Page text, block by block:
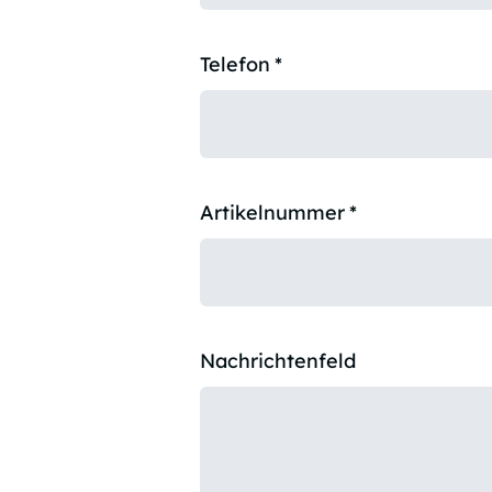
Telefon *
Artikelnummer*
Nachrichtenfeld